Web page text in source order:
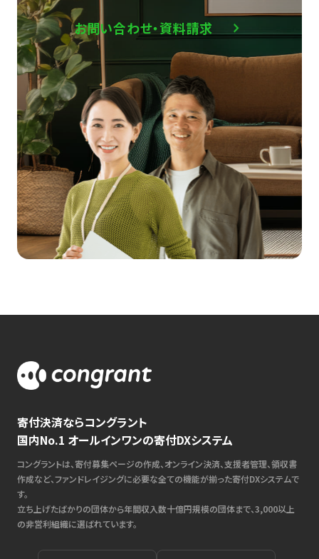
お問い合わせ・資料請求
寄付決済ならコングラント
国内No.1 オールインワンの寄付DXシステム
コングラントは、寄付募集ページの作成、オンライン決済、支援者管理、領収書
作成など、ファンドレイジングに必要な全ての機能が揃った寄付DXシステムで
す。
立ち上げたばかりの団体から年間収入数十億円規模の団体まで、3,000以上
の非営利組織に選ばれています。